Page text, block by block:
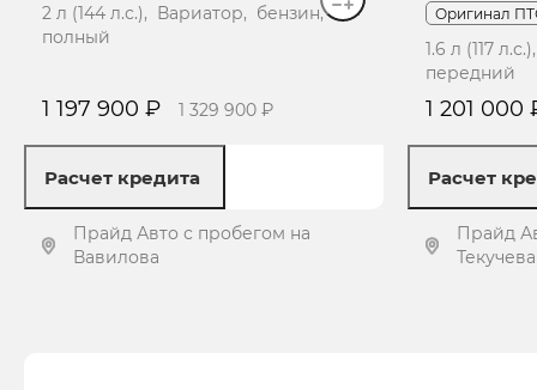
2 л (144 л.с.), Вариатор, бензин,
полный
1 197 900 ₽ 1 329 900 ₽
Расчет кредита
Прайд Авто с пробегом на
Вавилова
Оригинал
1.6 л (117
передний
1 201 000
Расчет
Прайд
Текучева